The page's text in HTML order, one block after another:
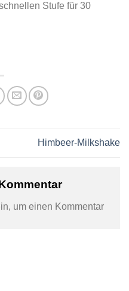
Stufe für 30
Himbeer-Milkshake
um einen Kommentar